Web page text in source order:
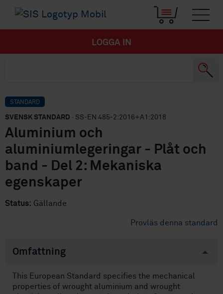
LOGGA IN
STANDARD
SVENSK STANDARD · SS-EN 485-2:2016+A1:2018
Aluminium och
aluminiumlegeringar - Plåt och
band - Del 2: Mekaniska
egenskaper
Status: Gällande
Provläs denna standard
Omfattning
This European Standard specifies the mechanical
properties of wrought aluminium and wrought